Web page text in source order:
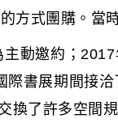
方式團購。當
動邀約；
書展期間接
換了許多空間